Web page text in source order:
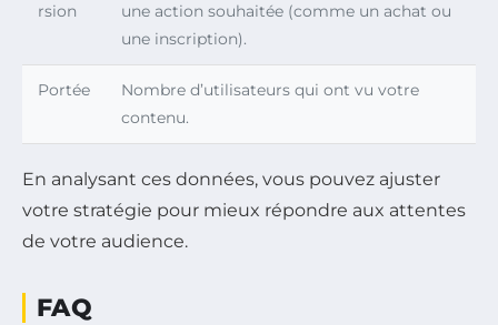
rsion
une action souhaitée (comme un achat ou
une inscription).
Portée
Nombre d’utilisateurs qui ont vu votre
contenu.
En analysant ces données, vous pouvez ajuster
votre stratégie pour mieux répondre aux attentes
de votre audience.
FAQ